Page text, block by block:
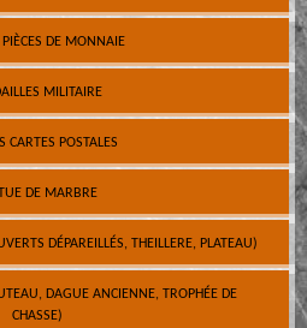
PIÈCES DE MONNAIE
MILITAIRE
CARTES POSTALES
DE MARBRE
DÉPAREILLÉS, THEILLERE, PLATEAU)
DAGUE ANCIENNE, TROPHÉE DE
CHASSE)